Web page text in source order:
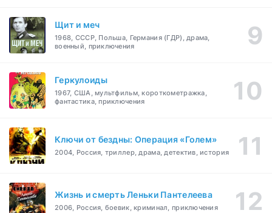
Щит и меч
1968, СССР, Польша, Германия (ГДР), драма,
военный, приключения
Геркулоиды
1967, США, мультфильм, короткометражка,
фантастика, приключения
Ключи от бездны: Операция «Голем»
2004, Россия, триллер, драма, детектив, история
Жизнь и смерть Леньки Пантелеева
2006, Россия, боевик, криминал, приключения